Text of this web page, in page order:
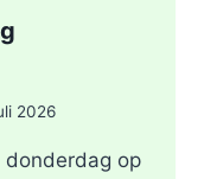
2026
donderdag op